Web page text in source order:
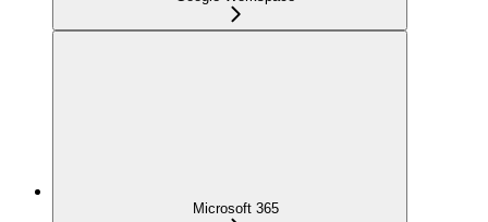
Microsoft 365